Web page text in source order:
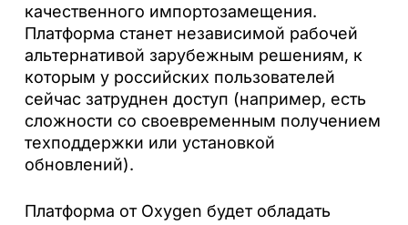
качественного импортозамещения.
Платформа станет независимой рабочей
альтернативой зарубежным решениям, к
которым у российских пользователей
сейчас затруднен доступ (например, есть
сложности со своевременным получением
техподдержки или установкой
обновлений).
Платформа от Oxygen будет обладать